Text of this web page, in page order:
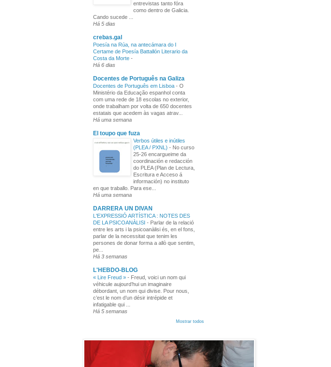
entrevistas tanto fóra
como dentro de Galicia.
Cando sucede ...
Há 5 dias
crebas.gal
Poesía na Rúa, na antecámara do I
Certame de Poesía Battallón Literario da
Costa da Morte -
Há 6 dias
Docentes de Português na Galiza
Docentes de Português em Lisboa - O
Ministério da Educação espanhol conta
com uma rede de 18 escolas no exterior,
onde trabalham por volta de 650 docentes
estatais que acedem às vagas atrav...
Há uma semana
El toupo que fuza
Verbos útiles e inútiles
(PLEA / PXNL) - No curso
25-26 encargueime da
coordinación e redacción
do PLEA (Plan de Lectura,
Escritura e Acceso á
información) no instituto
en que traballo. Para ese...
Há uma semana
DARRERA UN DIVAN
L'EXPRESSIÓ ARTÍSTICA : NOTES DES
DE LA PSICOANÀLISI - Parlar de la relació
entre les arts i la psicoanàlisi és, en el fons,
parlar de la necessitat que tenim les
persones de donar forma a allò que sentim,
pe...
Há 3 semanas
L'HEBDO-BLOG
« Lire Freud » - Freud, voici un nom qui
véhicule aujourd’hui un imaginaire
débordant, un nom qui divise. Pour nous,
c’est le nom d’un désir intrépide et
infatigable qui ...
Há 5 semanas
Mostrar todos